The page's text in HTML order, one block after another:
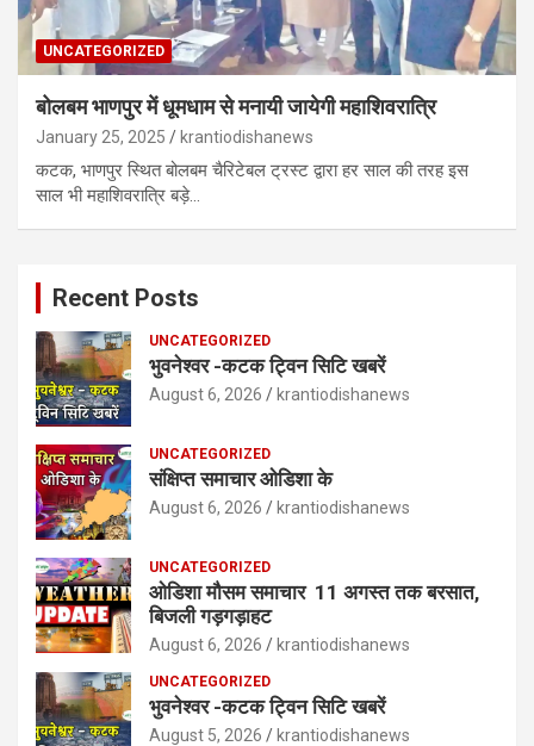
UNCATEGORIZED
बोलबम भाणपुर में धूमधाम से मनायी जायेगी महाशिवरात्रि
January 25, 2025 krantiodishanews
कटक, भाणपुर स्थित बोलबम चैरिटेबल ट्रस्ट द्वारा हर साल की तरह इस
साल भी महाशिवरात्रि बड़े…
Recent Posts
UNCATEGORIZED
भुवनेश्वर -कटक ट्विन सिटि खबरें
August 6, 2026 krantiodishanews
UNCATEGORIZED
संक्षिप्त समाचार ओडिशा के
August 6, 2026 krantiodishanews
UNCATEGORIZED
ओडिशा मौसम समाचार 11 अगस्त तक बरसात,
बिजली गड़गड़ाहट
August 6, 2026 krantiodishanews
UNCATEGORIZED
भुवनेश्वर -कटक ट्विन सिटि खबरें
August 5, 2026 krantiodishanews